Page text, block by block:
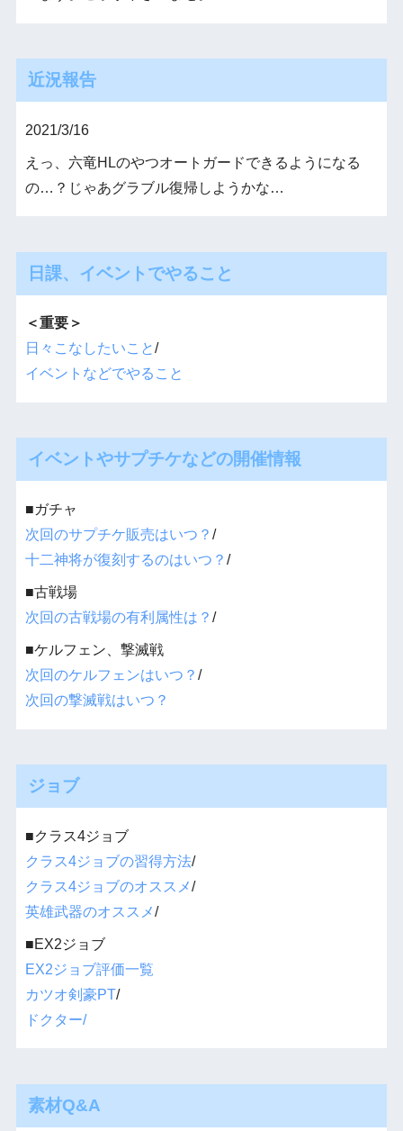
近況報告
2021/3/16
えっ、六竜HLのやつオートガードできるようになる
の…？じゃあグラブル復帰しようかな…
日課、イベントでやること
＜重要＞
日々こなしたいこと/
イベントなどでやること
イベントやサプチケなどの開催情報
■ガチャ
次回のサプチケ販売はいつ？ /
十二神将が復刻するのはいつ？ /
■古戦場
次回の古戦場の有利属性は？ /
■ケルフェン、撃滅戦
次回のケルフェンはいつ？ /
次回の撃滅戦はいつ？
ジョブ
■クラス4ジョブ
クラス4ジョブの習得方法/
クラス4ジョブのオススメ/
英雄武器のオススメ/
■EX2ジョブ
EX2ジョブ評価一覧
カツオ剣豪PT/
ドクター/
素材Q&A